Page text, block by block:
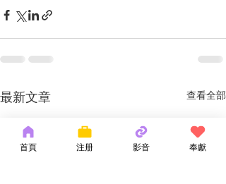
最新文章 查看全部
首頁 注册 影音 奉獻